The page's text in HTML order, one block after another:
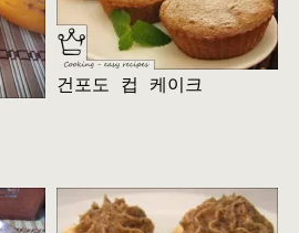
건포도 컵 케이크